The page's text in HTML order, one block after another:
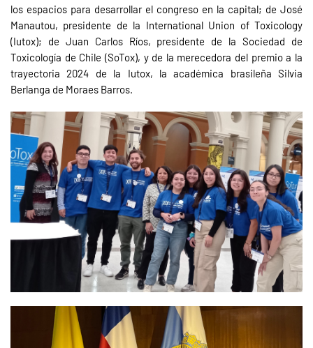
los espacios para desarrollar el congreso en la capital; de José
Manautou, presidente de la International Union of Toxicology
(Iutox); de Juan Carlos Ríos, presidente de la Sociedad de
Toxicología de Chile (SoTox), y de la merecedora del premio a la
trayectoria 2024 de la Iutox, la académica brasileña Silvia
Berlanga de Moraes Barros.